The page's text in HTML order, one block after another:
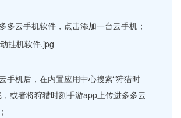
多云手机软件，点击添加一台云手机；
手机后，在内置应用中心搜索“狩猎时
或者将狩猎时刻手游app上传进多多云